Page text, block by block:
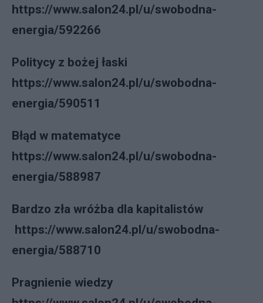
https://www.salon24.pl/u/swobodna-
energia/592266
Politycy z bożej łaski
https://www.salon24.pl/u/swobodna-
energia/590511
Błąd w matematyce
https://www.salon24.pl/u/swobodna-
energia/588987
Bardzo zła wróżba dla kapitalistów
https://www.salon24.pl/u/swobodna-
energia/588710
Pragnienie wiedzy